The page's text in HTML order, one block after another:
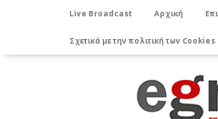
Live Broadcast Αρχική
Σχετικά με την πολιτική των Cookies